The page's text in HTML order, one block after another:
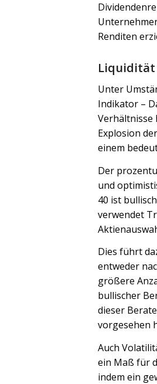
Renditen
Liquidität
Unter
Indikator –
Verhältnisse
Explosion
einem
Der
und
40 ist
verwendet
Dies führt
entweder
größere
bullischer
dieser
vorgesehen
Auch
ein Maß für
indem ein